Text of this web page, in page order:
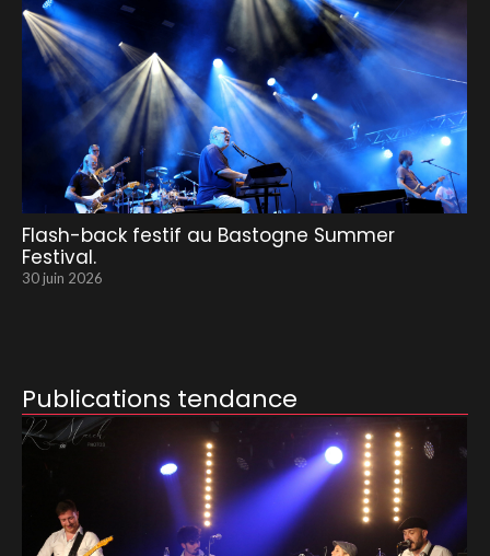
Flash-back festif au Bastogne Summer
Festival.
30 juin 2026
Publications tendance